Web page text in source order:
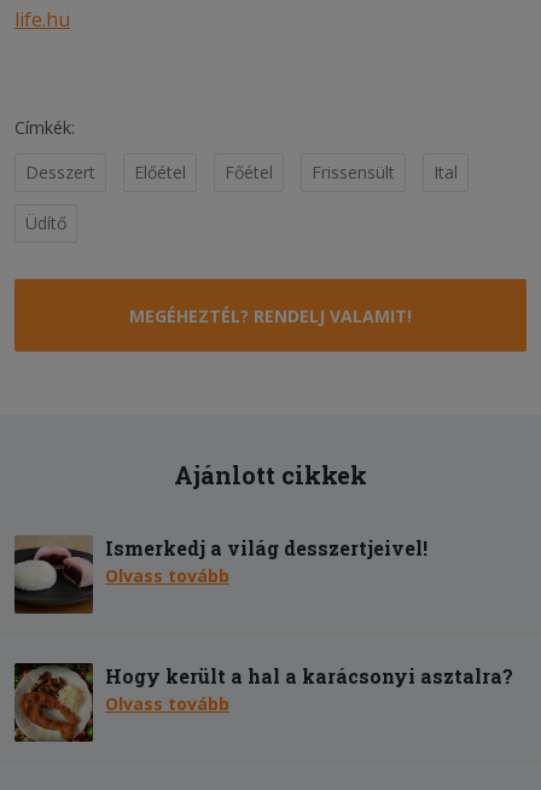
life.hu
Címkék:
Desszert
Előétel Főétel Frissensült Ital
Üdítő
MEGÉHEZTÉL? RENDELJ VALAMIT!
Ajánlott cikkek
Ismerkedj a világ desszertjeivel!
Olvass tovább
Hogy került a hal a karácsonyi asztalra?
Olvass tovább